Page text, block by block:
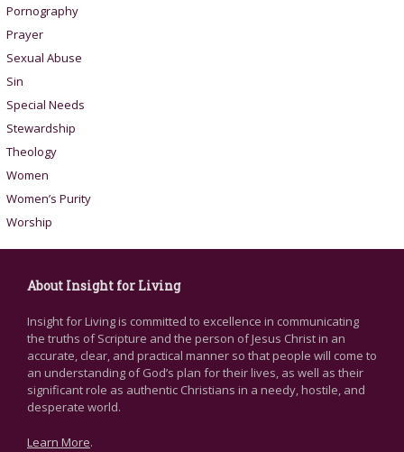
Pornography
Prayer
Sexual Abuse
Sin
Special Needs
Stewardship
Theology
Women
Women’s Purity
Worship
About Insight for Living
Insight for Living is committed to excellence in communicating
the truths of Scripture and the person of Jesus Christ in an
accurate, clear, and practical manner so that people will come to
an understanding of God’s plan for their lives, as well as their
significant role as authentic Christians in a needy, hostile, and
desperate world.
Learn More.